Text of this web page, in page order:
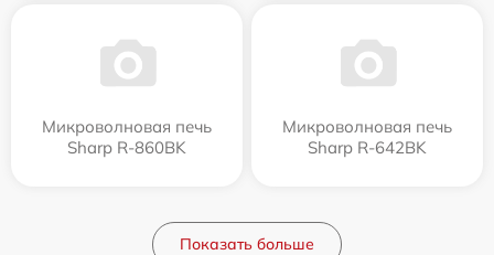
Микроволновая печь
Sharp R-860BK
Микроволновая печь
Sharp R-642BK
Показать больше